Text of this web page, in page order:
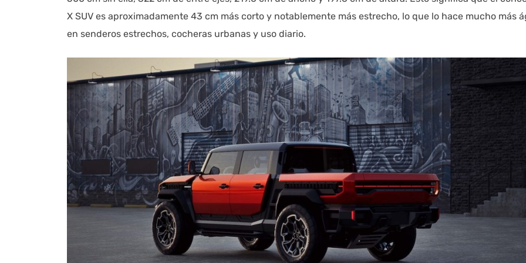
X SUV es aproximadamente 43 cm más corto y notablemente más estrecho, lo que lo hace mucho más
en senderos estrechos, cocheras urbanas y uso diario.